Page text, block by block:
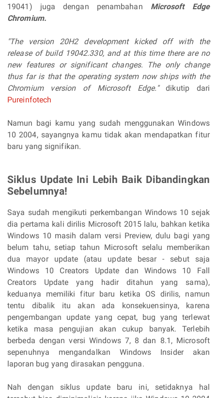
19041) juga dengan penambahan Microsoft Edge
Chromium.
"The version 20H2 development kicked off with the
release of build 19042.330, and at this time there are no
new features or significant changes. The only change
thus far is that the operating system now ships with the
Chromium version of Microsoft Edge."dikutip dari
Pureinfotech
Namun bagi kamu yang sudah menggunakan Windows
10 2004, sayangnya kamu tidak akan mendapatkan fitur
baru yang signifikan.
Siklus Update Ini Lebih Baik Dibandingkan
Sebelumnya!
Saya sudah mengikuti perkembangan Windows 10 sejak
dia pertama kali dirilis Microsoft 2015 lalu, bahkan ketika
Windows 10 masih dalam versi Preview, dulu bagi yang
belum tahu, setiap tahun Microsoft selalu memberikan
dua mayor update (atau update besar - sebut saja
Windows 10 Creators Update dan Windows 10 Fall
Creators Update yang hadir ditahun yang sama),
keduanya memiliki fitur baru ketika OS dirilis, namun
tentu dibalik itu akan ada konsekuensinya, karena
pengembangan update yang cepat, bug yang terlewat
ketika masa pengujian akan cukup banyak. Terlebih
berbeda dengan versi Windows 7, 8 dan 8.1, Microsoft
sepenuhnya mengandalkan Windows Insider akan
laporan bug yang dirasakan pengguna.
Nah dengan siklus update baru ini, setidaknya hal